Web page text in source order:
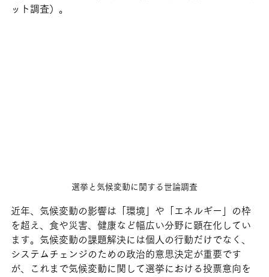
ット調査）。
選挙と気候変動に関する世論調査
近年、気候変動の影響は「環境」や「エネルギー」の枠
を超え、食や災害、健康など幅広い分野に顕在化してい
ます。気候変動の課題解決には個人の行動だけでなく、
システムチェンジのための政治的意思決定が重要です
が、これまで気候変動に関して選挙における投票意向を